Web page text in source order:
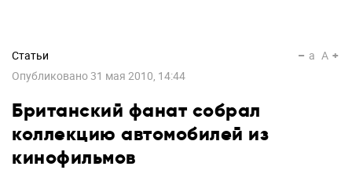
Статьи
Опубликовано 31 мая 2010, 14:44
a A
Британский фанат собрал
коллекцию автомобилей из
кинофильмов